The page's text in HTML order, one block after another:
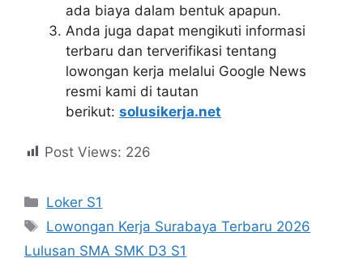
ada biaya dalam bentuk apapun.
Anda juga dapat mengikuti informasi
terbaru dan terverifikasi tentang
lowongan kerja melalui Google News
resmi kami di tautan
berikut: solusikerja.net
Post Views: 226
Kategori
Loker S1
Tag
Lowongan Kerja Surabaya Terbaru 2026
Lulusan SMA SMK D3 S1